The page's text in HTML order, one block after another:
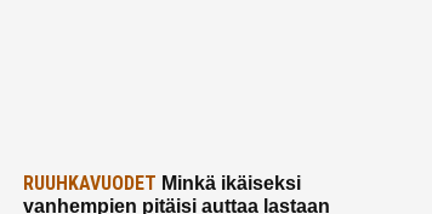
RUUHKAVUODET Minkä ikäiseksi
vanhempien pitäisi auttaa lastaan